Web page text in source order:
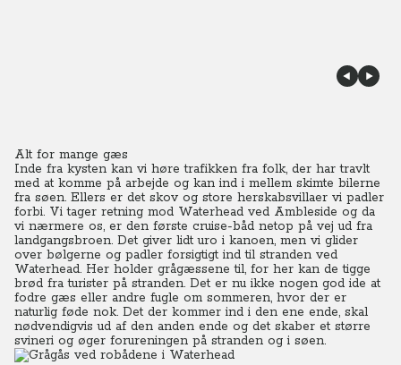
Alt for mange gæs
Inde fra kysten kan vi høre trafikken fra folk, der har travlt
med at komme på arbejde og kan ind i mellem skimte bilerne
fra søen. Ellers er det skov og store herskabsvillaer vi padler
forbi. Vi tager retning mod Waterhead ved Ambleside og da
vi nærmere os, er den første cruise-båd netop på vej ud fra
landgangsbroen. Det giver lidt uro i kanoen, men vi glider
over bølgerne og padler forsigtigt ind til stranden ved
Waterhead. Her holder grågæssene til, for her kan de tigge
brød fra turister på stranden. Det er nu ikke nogen god ide at
fodre gæs eller andre fugle om sommeren, hvor der er
naturlig føde nok. Det der kommer ind i den ene ende, skal
nødvendigvis ud af den anden ende og det skaber et større
svineri og øger forureningen på stranden og i søen.